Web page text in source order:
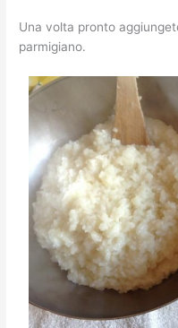
Una volta pronto
parmigiano.